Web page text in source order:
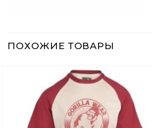
ПОХОЖИЕ ТОВАРЫ
Добавить
Вишлист